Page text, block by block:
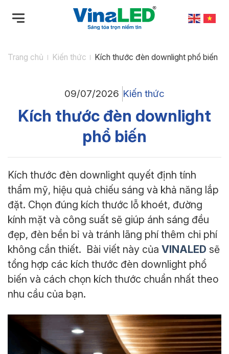
qua
dung
Trang chủ Kiến thức Kích thước đèn downlight phổ biến
09/07/2026 Kiến thức
Kích thước đèn downlight
phổ biến
Kích thước đèn downlight quyết định tính
thẩm mỹ, hiệu quả chiếu sáng và khả năng lắp
đặt. Chọn đúng kích thước lỗ khoét, đường
kính mặt và công suất sẽ giúp ánh sáng đều
đẹp, đèn bền bỉ và tránh lãng phí thêm chi phí
không cần thiết. Bài viết này của VINALED sẽ
tổng hợp các kích thước đèn downlight phổ
biến và cách chọn kích thước chuẩn nhất theo
nhu cầu của bạn.